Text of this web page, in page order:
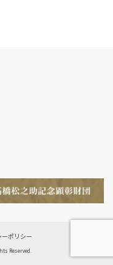
ポリシー
Reserved.